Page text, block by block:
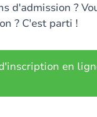
d'admission ?
? C'est parti !
en